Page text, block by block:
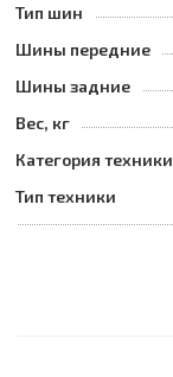
Тип шин
Шины передние
Шины задние
Вес, кг
Категория техники
Тип техники